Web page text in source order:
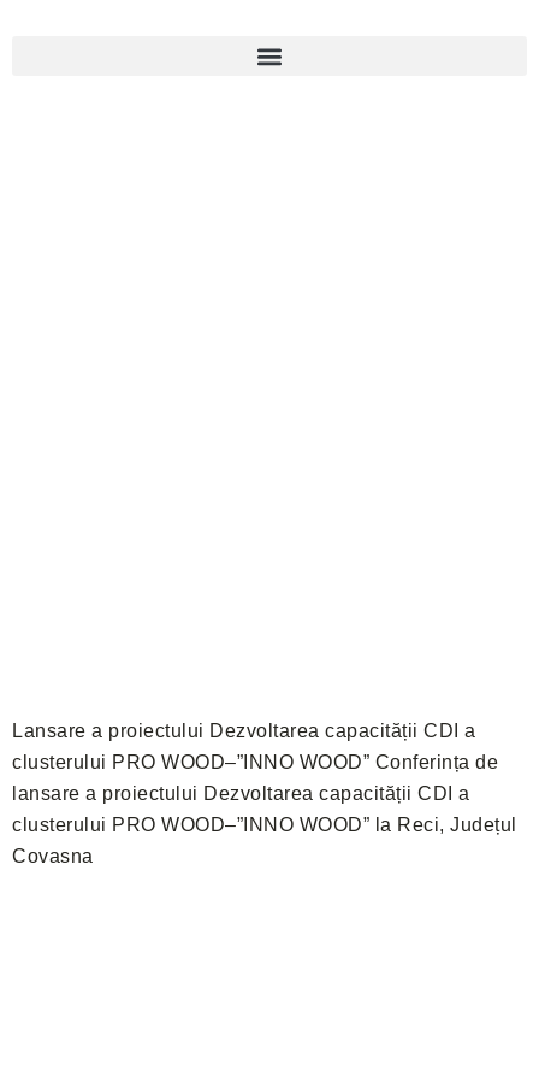
Lansare a proiectului Dezvoltarea capacității CDI a
clusterului PRO WOOD–”INNO WOOD” Conferința de
lansare a proiectului Dezvoltarea capacității CDI a
clusterului PRO WOOD–”INNO WOOD” la Reci, Județul
Covasna